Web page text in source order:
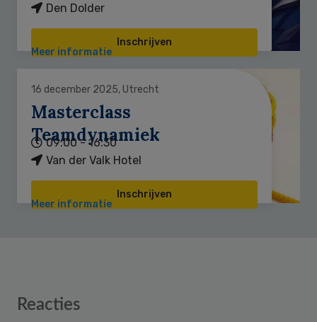
Den Dolder
Inschrijven
Meer informatie
16 december 2025, Utrecht
Masterclass
Teamdynamiek
09:00 - 16:30
Van der Valk Hotel
Inschrijven
Meer informatie
Reader
Reacties